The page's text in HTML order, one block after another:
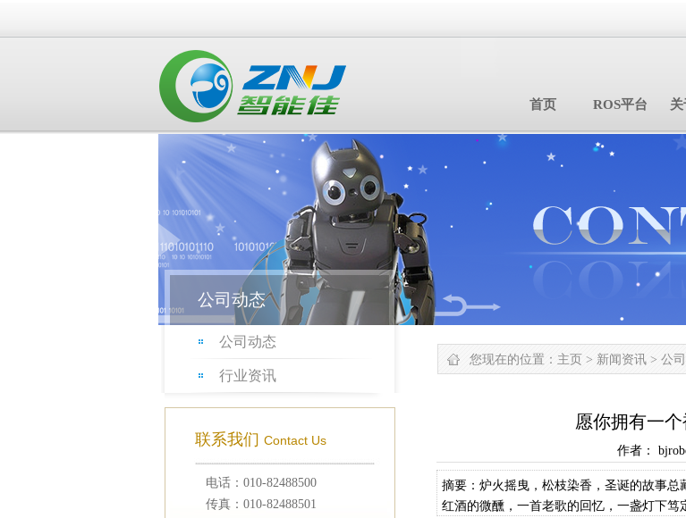
关
ROS平台
首页
公司动态
公司动态
行业资讯
联系我们 Contact Us
电话：010-82488500
传真：010-82488501
您现在的位置： 主页 > 新闻资讯 > 公
愿你拥有一
作者：
摘要：炉火摇曳，松枝染香，圣诞的故事
红酒的微醺，一首老歌的回忆，一盏灯下笃